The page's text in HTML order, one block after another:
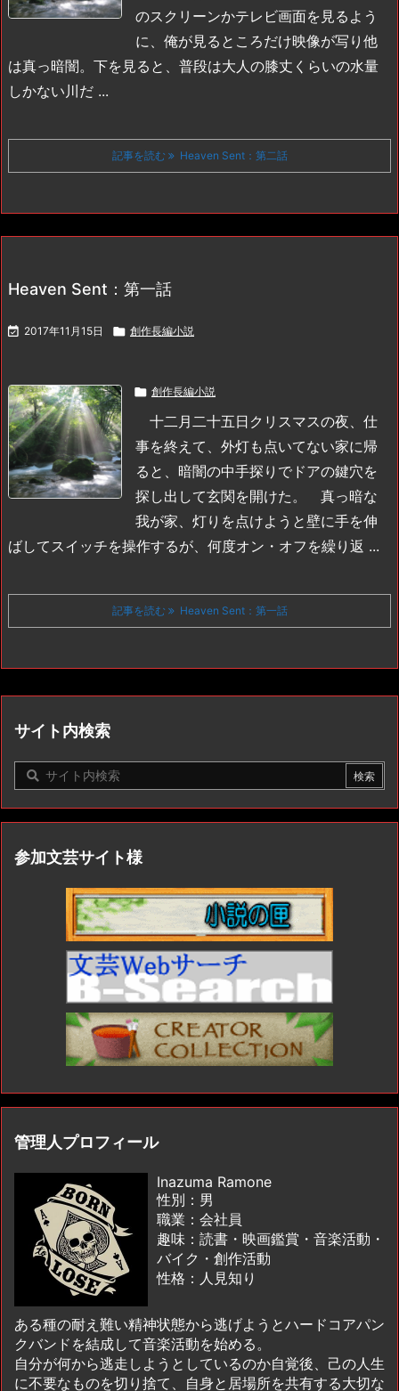
のスクリーンかテレビ画面を見るよう
に、俺が見るところだけ映像が写り他
は真っ暗闇。下を見ると、普段は大人の膝丈くらいの水量
しかない川だ ...
記事を読む Heaven Sent：第二話
Heaven Sent：第一話
 2017年11月15日  創作長編小説
 創作長編小説
十二月二十五日クリスマスの夜、仕
事を終えて、外灯も点いてない家に帰
ると、暗闇の中手探りでドアの鍵穴を
探し出して玄関を開けた。
真っ暗な
我が家、灯りを点けようと壁に手を伸
ばしてスイッチを操作するが、何度オン・オフを繰り返 ...
記事を読む Heaven Sent：第一話
サイト内検索
参加文芸サイト様
管理人プロフィール
Inazuma Ramone
性別：男
職業：会社員
趣味：読書・映画鑑賞・音楽活動・
バイク・創作活動
性格：人見知り
ある種の耐え難い精神状態から逃げようとハードコアパン
クバンドを結成して音楽活動を始める。
自分が何から逃走しようとしているのか自覚後、己の人生
に不要なものを切り捨て、自身と居場所を共有する大切な